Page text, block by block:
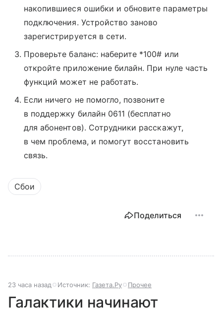
накопившиеся ошибки и обновите параметры
подключения. Устройство заново
зарегистрируется в сети.
Проверьте баланс: наберите *100# или
откройте приложение билайн. При нуле часть
функций может не работать.
Если ничего не помогло, позвоните
в поддержку билайн 0611 (бесплатно
для абонентов). Сотрудники расскажут,
в чем проблема, и помогут восстановить
связь.
Сбои
Поделиться
23 часа назад Источник: Газета.Ру Прочее
Галактики начинают